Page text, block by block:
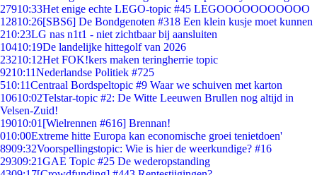
27910:33Het enige echte LEGO-topic #45 LEGOOOOOOOOOOO
12810:26[SBS6] De Bondgenoten #318 Een klein kusje moet kunnen
210:23LG nas n1t1 - niet zichtbaar bij aansluiten
10410:19De landelijke hittegolf van 2026
23210:12Het FOK!kers maken teringherrie topic
9210:11Nederlandse Politiek #725
510:11Centraal Bordspeltopic #9 Waar we schuiven met karton
10610:02Telstar-topic #2: De Witte Leeuwen Brullen nog altijd in
Velsen-Zuid!
19010:01 [Wielrennen #616] Brennan!
010:00Extreme hitte Europa kan economische groei tenietdoen'
8909:32Voorspellingstopic: Wie is hier de weerkundige? #16
29309:21GAE Topic #25 De wederopstanding